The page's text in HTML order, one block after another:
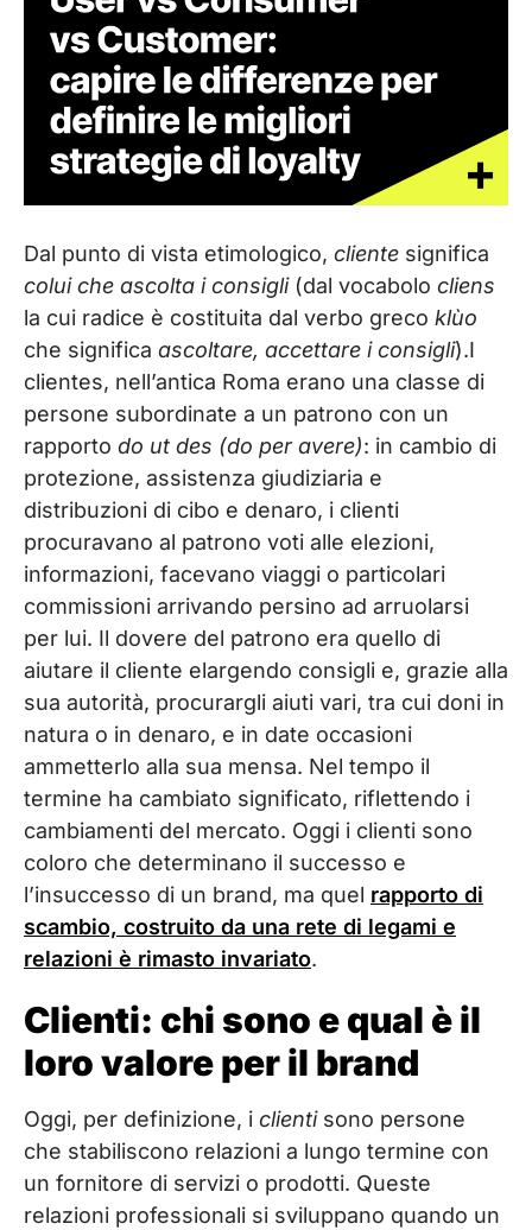
Dal punto di vista etimologico, cliente significa
colui che ascolta i consigli(dal vocabolo cliens
la cui radice è costituita dal verbo greco klùo
che significa ascoltare, accettare i consigli).I
clientes, nell’antica Roma erano una classe di
persone subordinate a un patrono con un
rapporto do ut des (do per avere): in cambio di
protezione, assistenza giudiziaria e
distribuzioni di cibo e denaro, i clienti
procuravano al patrono voti alle elezioni,
informazioni, facevano viaggi o particolari
commissioni arrivando persino ad arruolarsi
per lui. Il dovere del patrono era quello di
aiutare il cliente elargendo consigli e, grazie alla
sua autorità, procurargli aiuti vari, tra cui doni in
natura o in denaro, e in date occasioni
ammetterlo alla sua mensa. Nel tempo il
termine ha cambiato significato, riflettendo i
cambiamenti del mercato. Oggi i clienti sono
coloro che determinano il successo e
l’insuccesso di un brand, ma quel rapporto di
scambio, costruito da una rete di legami e
relazioni è rimasto invariato.
Clienti: chi sono e qual è il
loro valore per il brand
Oggi, per definizione, i clientisono persone
che stabiliscono relazioni a lungo termine con
un fornitore di servizi o prodotti. Queste
relazioni professionali si sviluppano quando un